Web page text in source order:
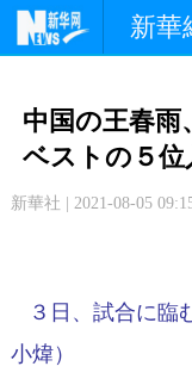
新華
文 化
中日交流
中国の王春雨
ベストの５
新華社 | 2021-08-05
３日、試合に臨
小煒）